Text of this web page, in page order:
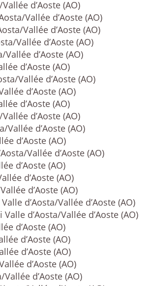
d’Aoste (AO)
Vallée d’Aoste (AO)
Vallée d’Aoste (AO)
Vallée d’Aoste (AO)
d’Aoste (AO)
d’Aoste (AO)
Vallée d’Aoste (AO)
d’Aoste (AO)
d’Aoste (AO)
d’Aoste (AO)
Vallée d’Aoste (AO)
d’Aoste (AO)
Vallée d’Aoste (AO)
d’Aoste (AO)
d’Aoste (AO)
d’Aoste (AO)
d’Aosta/Vallée d’Aoste (AO)
d’Aosta/Vallée d’Aoste (AO)
d’Aoste (AO)
d’Aoste (AO)
d’Aoste (AO)
d’Aoste (AO)
d’Aoste (AO)